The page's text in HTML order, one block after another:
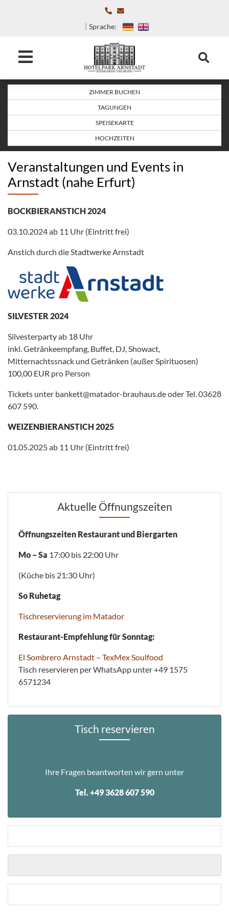
Sprache:
ZIMMER BUCHEN
TAGUNGEN
SPEISEKARTE
HOCHZEITEN
Veranstaltungen und Events in
Arnstadt (nahe Erfurt)
BOCKBIERANSTICH 2024
03.10.2024 ab 11 Uhr (Eintritt frei)
Anstich durch die Stadtwerke Arnstadt
SILVESTER 2024
Silvesterparty ab 18 Uhr
inkl. Getränkeempfang, Buffet, DJ, Showact,
Mitternachtssnack und Getränken (außer Spirituosen)
100,00 EUR pro Person
Tickets unter bankett@matador-brauhaus.de oder Tel. 03628
607 590.
WEIZENBIERANSTICH 2025
01.05.2025 ab 11 Uhr (Eintritt frei)
Aktuelle Öffnungszeiten
Öffnungszeiten Restaurant und Biergarten
Mo – Sa 17:00 bis 22:00 Uhr
(Küche bis 21:30 Uhr)
So Ruhetag
Tischreservierung im Matador
Restaurant-Empfehlung für Sonntag:
El Sombrero Arnstadt – TexMex Soulfood
Tisch reservieren per WhatsApp unter +49 1575
6571234
Tisch reservieren
Ihre Fragen beantworten wir gern unter
Tel. +49 3628 607 590